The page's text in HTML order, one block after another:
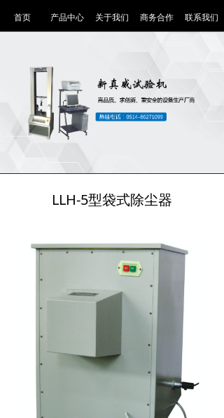
首页 产品中心 关于我们 商务合作 联系我们
LLH-5型袋式除尘器